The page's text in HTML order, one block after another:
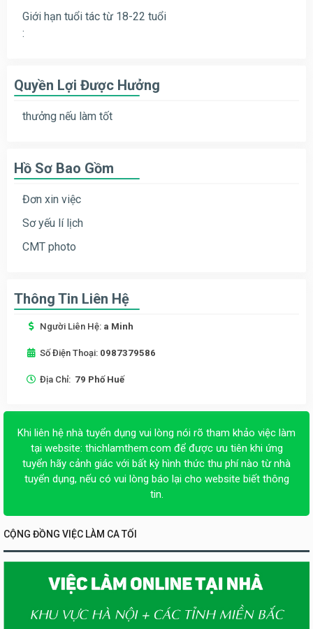
Giới hạn tuổi tác từ 18-22 tuổi
:
Quyền Lợi Được Hưởng
thưởng nếu làm tốt
Hồ Sơ Bao Gồm
Đơn xin việc
Sơ yếu lí lịch
CMT photo
Thông Tin Liên Hệ
Người Liên Hệ: a Minh
Số Điện Thoại: 0987379586
Địa Chỉ: 79 Phố Huế
Khi liên hệ nhà tuyển dụng vui lòng nói rõ tham khảo việc làm
tại website: thichlamthem.com để được ưu tiên khi ứng
tuyển hãy cảnh giác với bất kỳ hình thức thu phí nào từ nhà
tuyển dụng, nếu có vui lòng báo lại cho website biết thông
tin.
CỘNG ĐỒNG VIỆC LÀM CA TỐI